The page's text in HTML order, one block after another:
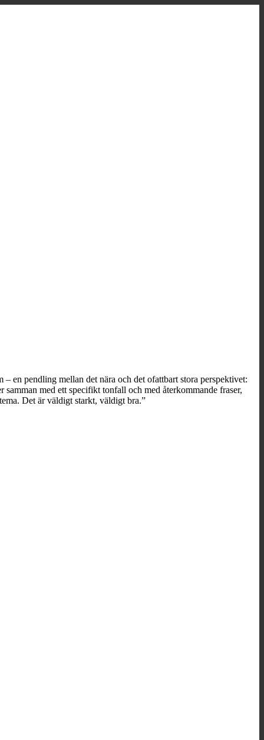
en pendling mellan det nära och det ofattbart stora perspektivet:
med ett specifikt tonfall och med återkommande fraser,
Det är väldigt starkt, väldigt bra.”